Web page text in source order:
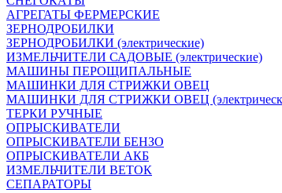
АГРЕГАТЫ ФЕРМЕРСКИЕ
ЗЕРНОДРОБИЛКИ
ЗЕРНОДРОБИЛКИ (электрические)
ИЗМЕЛЬЧИТЕЛИ САДОВЫЕ (электрические)
МАШИНЫ ПЕРОЩИПАЛЬНЫЕ
МАШИНКИ ДЛЯ СТРИЖКИ ОВЕЦ
МАШИНКИ ДЛЯ СТРИЖКИ ОВЕЦ
ТЕРКИ РУЧНЫЕ
ОПРЫСКИВАТЕЛИ
ОПРЫСКИВАТЕЛИ БЕНЗО
ОПРЫСКИВАТЕЛИ АКБ
ИЗМЕЛЬЧИТЕЛИ ВЕТОК
СЕПАРАТОРЫ